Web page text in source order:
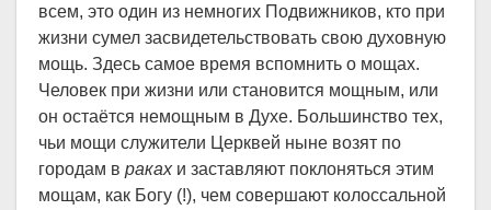
всем, это один из немногих Подвижников, кто при
жизни сумел засвидетельствовать свою духовную
мощь. Здесь самое время вспомнить о мощах.
Человек при жизни или становится мощным, или
он остаётся немощным в Духе. Большинство тех,
чьи мощи служители Церквей ныне возят по
городам в раках и заставляют поклоняться этим
мощам, как Богу (!), чем совершают колоссальной